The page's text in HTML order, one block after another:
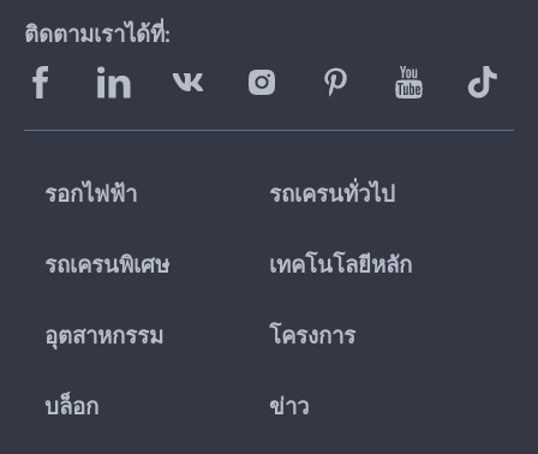
ติดตามเราได้ที่:
รอกไฟฟ้า รถเครนทั่วไป
รถเครนพิเศษ เทคโนโลยีหลัก
อุตสาหกรรม โครงการ
บล็อก ข่าว